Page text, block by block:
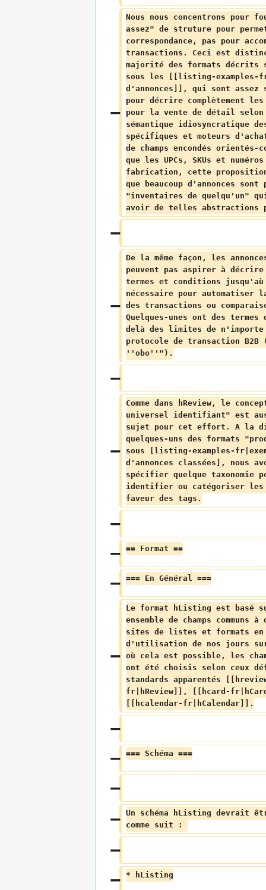
Nous nous concentrons pour
assez" de struture pour
correspondance, pas pour
transactions. Ceci est
majorité des formats
sous les [[listing-examples-
d'annonces]], qui sont assez
pour décrire complètement
pour la vente de détail
sémantique idiosyncratique
spécifiques et moteurs
de champs encondés orientés-
que les UPCs, SKUs et
fabrication, cette
que beaucoup d'annonces
"inventaires de quelqu'un"
avoir de telles abstractions
De la même façon, les
peuvent pas aspirer à
termes et conditions
nécessaire pour
des transactions ou
Quelques-unes ont des
delà des limites de
protocole de transaction
''obo''").
Comme dans hReview, le
universel identifiant" est
sujet pour cet effort. A la
quelques-uns des formats
sous [listing-examples-
d'annonces classées], nous
spécifier quelque taxonomie
identifier ou catégoriser
faveur des tags.
== Format ==
=== En Général ===
Le format hListing est basé
ensemble de champs communs
sites de listes et formats
d'utilisation de nos jours
où cela est possible, les
ont été choisis selon ceux
standards apparentés
fr|hReview]], [[hcard-
[[hcalendar-fr|hCalendar]].
=== Schéma ===
Un schéma hListing devrait
comme suit :
* hListing